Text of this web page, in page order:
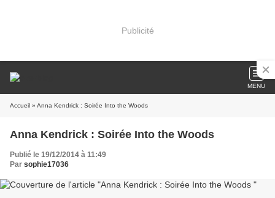
Publicité
MENU
Accueil » Anna Kendrick : Soirée Into the Woods
Anna Kendrick : Soirée Into the Woods
Publié le 19/12/2014 à 11:49
Par sophie17036